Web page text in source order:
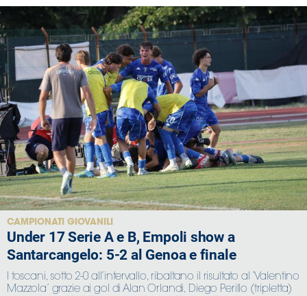
CAMPIONATI GIOVANILI
Under 17 Serie A e B, Empoli show a
Santarcangelo: 5-2 al Genoa e finale
I toscani, sotto 2-0 all’intervallo, ribaltano il risultato al ‘Valentino
Mazzola’ grazie ai gol di Alan Orlandi, Diego Perillo (tripletta)